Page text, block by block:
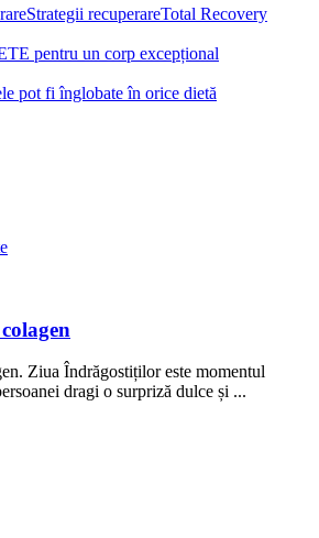
Strategii recuperareTotal Recovery
pentru un corp excepțional
pot fi înglobate în orice dietă
Ziua Îndrăgostiților este momentul
dragi o surpriză dulce și ...